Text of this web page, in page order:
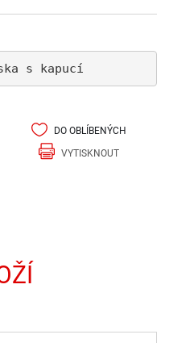
​​s kapucí
DO OBLÍBENÝCH
VYTISKNOUT